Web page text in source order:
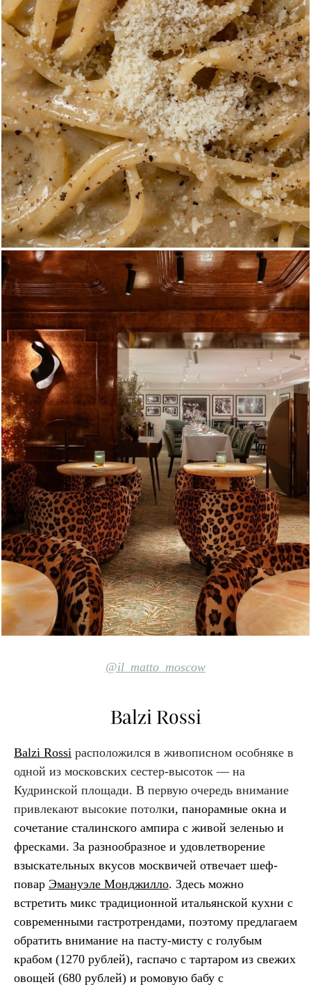
@il_matto_moscow
Balzi Rossi
Balzi Rossi расположился в живописном особняке в
одной из московских сестер-высоток — на
Кудринской площади. В первую очередь внимание
привлекают высокие потолки, панорамные окна и
сочетание сталинского ампира с живой зеленью и
фресками. За разнообразное и удовлетворение
взыскательных вкусов москвичей отвечает шеф-
повар Эмануэле Монджилло. Здесь можно
встретить микс традиционной итальянской кухни с
современными гастротрендами, поэтому предлагаем
обратить внимание на пасту-мисту с голубым
крабом (1270 рублей), гаспачо с тартаром из свежих
овощей (680 рублей) и ромовую бабу с